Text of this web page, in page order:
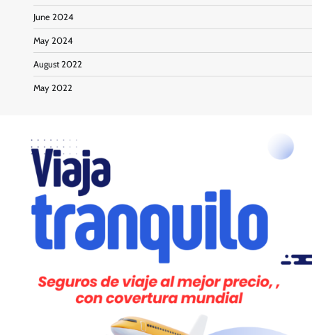
June 2024
May 2024
August 2022
May 2022